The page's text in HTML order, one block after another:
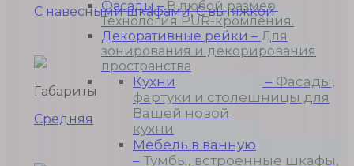
Фасады–В любой размер.
Технология PUR-кромления.
Декоративные рейки – Для
зонирования и декорирования
пространства
Кухни – Фасады,
фартуки и столешницы для
Вашей новой
кухни
Мебель в ванную
– Тумбы, встроенные шкафы,
С навесными шкафами,С вытяжкой
Габариты
Средняя